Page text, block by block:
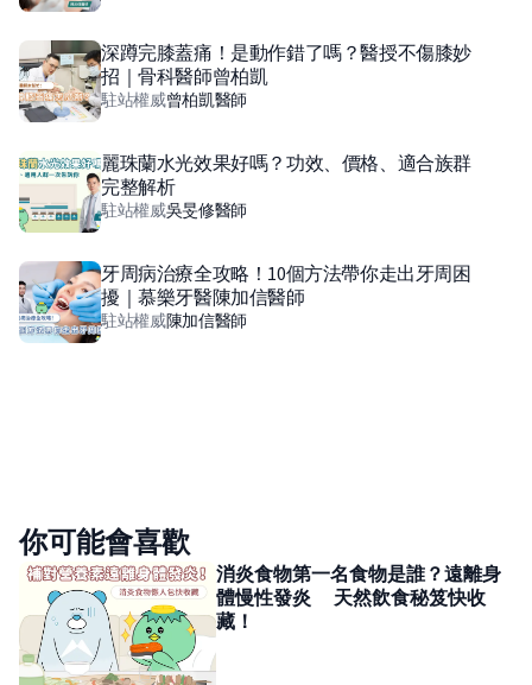
深蹲完膝蓋痛！是動作錯了嗎？醫授不傷膝妙
招｜骨科醫師曾柏凱
駐站權威曾柏凱醫師
麗珠蘭水光效果好嗎？功效、價格、適合族群
完整解析
駐站權威吳旻修醫師
牙周病治療全攻略！10個方法帶你走出牙周困
擾｜慕樂牙醫陳加信醫師
駐站權威陳加信醫師
你可能會喜歡
消炎食物第一名食物是誰？遠離身
體慢性發炎 天然飲食秘笈快收
藏！